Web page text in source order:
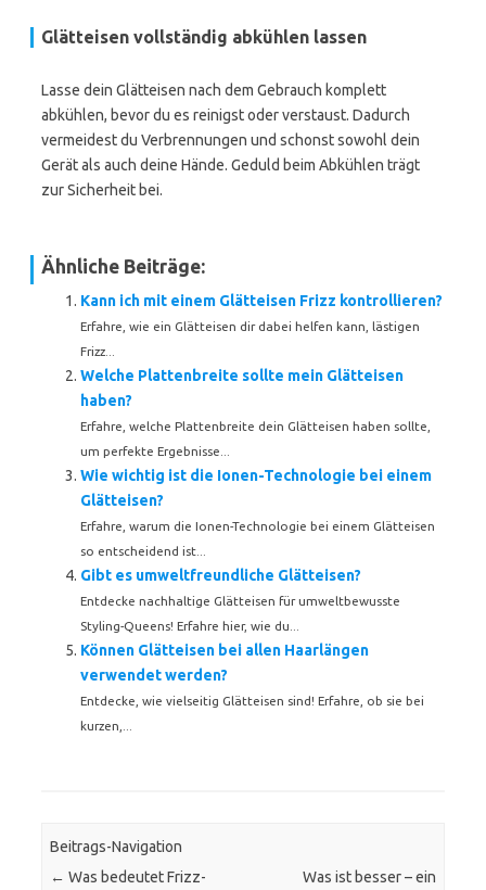
Glätteisen vollständig abkühlen lassen
Lasse dein Glätteisen nach dem Gebrauch komplett
abkühlen, bevor du es reinigst oder verstaust. Dadurch
vermeidest du Verbrennungen und schonst sowohl dein
Gerät als auch deine Hände. Geduld beim Abkühlen trägt
zur Sicherheit bei.
Ähnliche Beiträge:
Kann ich mit einem Glätteisen Frizz kontrollieren?
Erfahre, wie ein Glätteisen dir dabei helfen kann, lästigen
Frizz...
Welche Plattenbreite sollte mein Glätteisen
haben?
Erfahre, welche Plattenbreite dein Glätteisen haben sollte,
um perfekte Ergebnisse...
Wie wichtig ist die Ionen-Technologie bei einem
Glätteisen?
Erfahre, warum die Ionen-Technologie bei einem Glätteisen
so entscheidend ist...
Gibt es umweltfreundliche Glätteisen?
Entdecke nachhaltige Glätteisen für umweltbewusste
Styling-Queens! Erfahre hier, wie du...
Können Glätteisen bei allen Haarlängen
verwendet werden?
Entdecke, wie vielseitig Glätteisen sind! Erfahre, ob sie bei
kurzen,...
Beitrags-Navigation
← Was bedeutet Frizz-
Was ist besser – ein